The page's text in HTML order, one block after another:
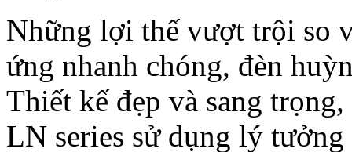
Những lợi thế vượt trội so
ứng nhanh chóng, đèn
Thiết kế đẹp và sang
LN series sử dụng lý